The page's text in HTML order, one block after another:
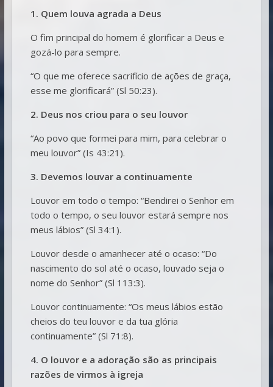
1. Quem louva agrada a Deus
O fim principal do homem é glorificar a Deus e
gozá-lo para sempre.
“O que me oferece sacrifício de ações de graça,
esse me glorificará” (Sl 50:23).
2. Deus nos criou para o seu louvor
“Ao povo que formei para mim, para celebrar o
meu louvor” (Is 43:21).
3. Devemos louvar a continuamente
Louvor em todo o tempo: “Bendirei o Senhor em
todo o tempo, o seu louvor estará sempre nos
meus lábios” (Sl 34:1).
Louvor desde o amanhecer até o ocaso: “Do
nascimento do sol até o ocaso, louvado seja o
nome do Senhor” (Sl 113:3).
Louvor continuamente: “Os meus lábios estão
cheios do teu louvor e da tua glória
continuamente” (Sl 71:8).
4. O louvor e a adoração são as principais
razões de virmos à igreja